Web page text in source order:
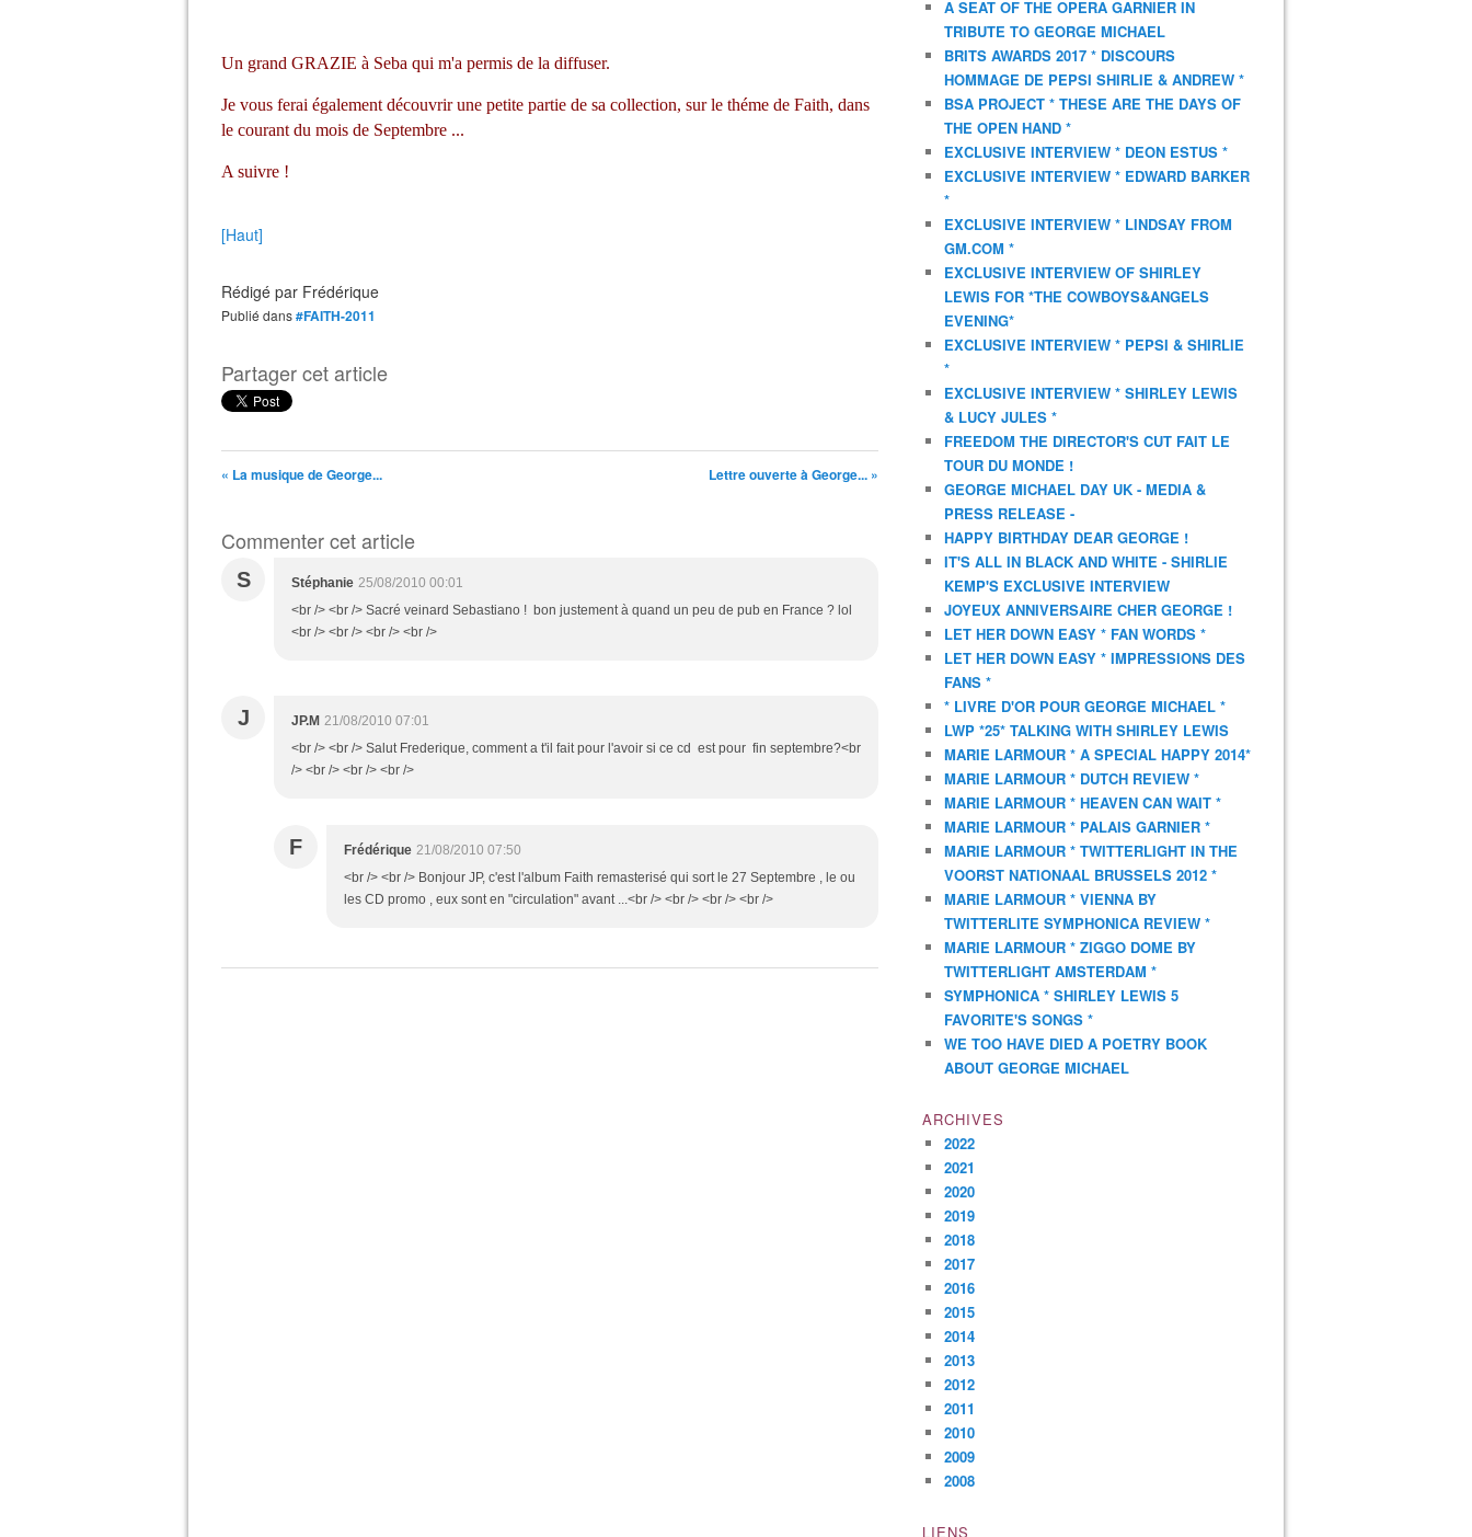
Un grand GRAZIE à Seba qui m'a permis de la diffuser.
Je vous ferai également découvrir une petite partie de sa collection, sur le théme de Faith, dans
le courant du mois de Septembre ...
A suivre !
[Haut]
Rédigé par Frédérique
Publié dans#FAITH-2011
Partager cet article
« La musique de George... Lettre ouverte à George... »
Commenter cet article
S Stéphanie 25/08/2010 00:01
<br /> <br /> Sacré veinard Sebastiano ! bon justement à quand un peu de pub en France ? lol
<br /> <br /> <br /> <br />
J JP.M 21/08/2010 07:01
<br /> <br /> Salut Frederique, comment a t'il fait pour l'avoir si ce cd est pour fin septembre?<br
/> <br /> <br /> <br />
F Frédérique 21/08/2010 07:50
<br /> <br /> Bonjour JP, c'est l'album Faith remasterisé qui sort le 27 Septembre , le ou
les CD promo , eux sont en "circulation" avant ...<br /> <br /> <br /> <br />
A SEAT OF THE OPERA GARNIER IN
TRIBUTE TO GEORGE MICHAEL
BRITS AWARDS 2017 * DISCOURS
HOMMAGE DE PEPSI SHIRLIE & ANDREW *
BSA PROJECT * THESE ARE THE DAYS OF
THE OPEN HAND *
EXCLUSIVE INTERVIEW * DEON ESTUS *
EXCLUSIVE INTERVIEW * EDWARD BARKER
*
EXCLUSIVE INTERVIEW * LINDSAY FROM
GM.COM *
EXCLUSIVE INTERVIEW OF SHIRLEY
LEWIS FOR *THE COWBOYS&ANGELS
EVENING*
EXCLUSIVE INTERVIEW * PEPSI & SHIRLIE
*
EXCLUSIVE INTERVIEW * SHIRLEY LEWIS
& LUCY JULES *
FREEDOM THE DIRECTOR'S CUT FAIT LE
TOUR DU MONDE !
GEORGE MICHAEL DAY UK - MEDIA &
PRESS RELEASE -
HAPPY BIRTHDAY DEAR GEORGE !
IT'S ALL IN BLACK AND WHITE - SHIRLIE
KEMP'S EXCLUSIVE INTERVIEW
JOYEUX ANNIVERSAIRE CHER GEORGE !
LET HER DOWN EASY * FAN WORDS *
LET HER DOWN EASY * IMPRESSIONS DES
FANS *
* LIVRE D'OR POUR GEORGE MICHAEL *
LWP *25* TALKING WITH SHIRLEY LEWIS
MARIE LARMOUR * A SPECIAL HAPPY 2014*
MARIE LARMOUR * DUTCH REVIEW *
MARIE LARMOUR * HEAVEN CAN WAIT *
MARIE LARMOUR * PALAIS GARNIER *
MARIE LARMOUR * TWITTERLIGHT IN THE
VOORST NATIONAAL BRUSSELS 2012 *
MARIE LARMOUR * VIENNA BY
TWITTERLITE SYMPHONICA REVIEW *
MARIE LARMOUR * ZIGGO DOME BY
TWITTERLIGHT AMSTERDAM *
SYMPHONICA * SHIRLEY LEWIS 5
FAVORITE'S SONGS *
WE TOO HAVE DIED A POETRY BOOK
ABOUT GEORGE MICHAEL
ARCHIVES
2022
2021
2020
2019
2018
2017
2016
2015
2014
2013
2012
2011
2010
2009
2008
LIENS